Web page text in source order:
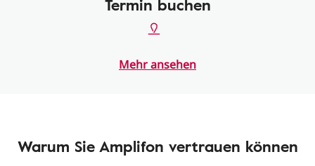
Mehr ansehen
Warum Sie Amplifon vertrauen können